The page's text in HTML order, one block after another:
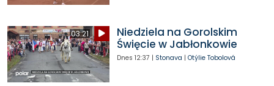
03:21
Niedziela na Gorolskim
Święcie w Jabłonkowie
Dnes 12:37 | Stonava | Otýlie Tobolová